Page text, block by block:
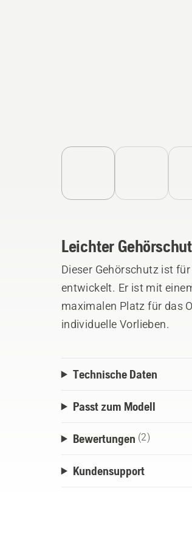
Leichter
Dieser Gehörschutz ist
entwickelt. Er ist mit
maximalen Platz für das
individuelle Vorlieben.
Technische Daten
Passt zum Modell
Bewertungen (2)
Kundensupport